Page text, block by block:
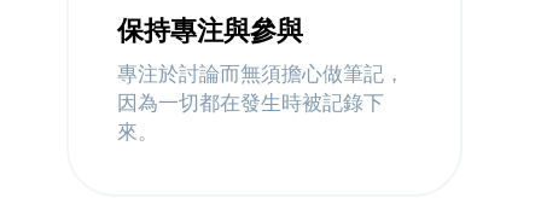
保持專注與參與
專注於討論而無須擔心做筆記，
因為一切都在發生時被記錄下
來。